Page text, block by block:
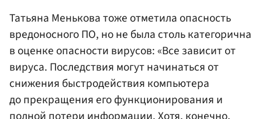
Татьяна Менькова тоже отметила опасность
вредоносного ПО, но не была столь категорична
в оценке опасности вирусов: «Все зависит от
вируса. Последствия могут начинаться от
снижения быстродействия компьютера
до прекращения его функционирования и